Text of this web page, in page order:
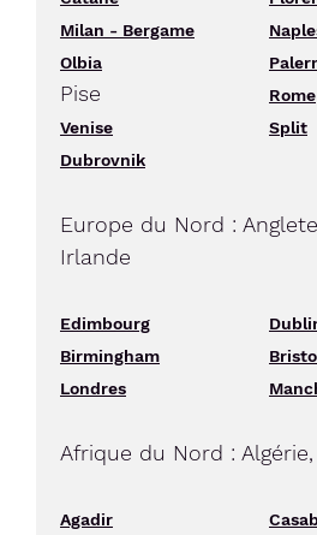
Milan - Bergame
Olbia
Pise
Rome
Venise
Split
Dubrovnik
Europe du Nord :
Irlande
Edimbourg
Birmingham
Londres
Afrique du Nord :
Agadir